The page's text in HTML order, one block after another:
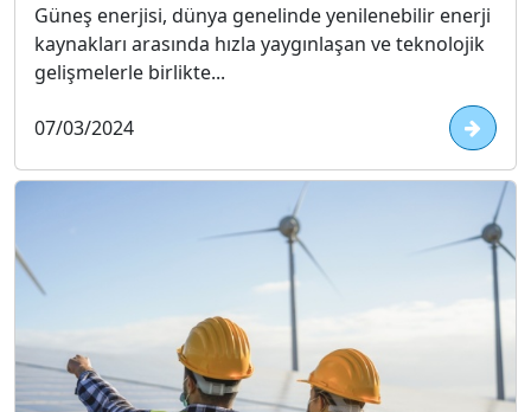
Güneş enerjisi, dünya genelinde yenilenebilir enerji
kaynakları arasında hızla yaygınlaşan ve teknolojik
gelişmelerle birlikte...
07/03/2024